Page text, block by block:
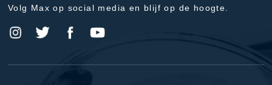
Volg Max op social media en blijf op de hoogte.